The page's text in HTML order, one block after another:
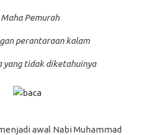
Pemurah
perantaraan kalam
yang tidak diketahuinya
awal Nabi Muhammad